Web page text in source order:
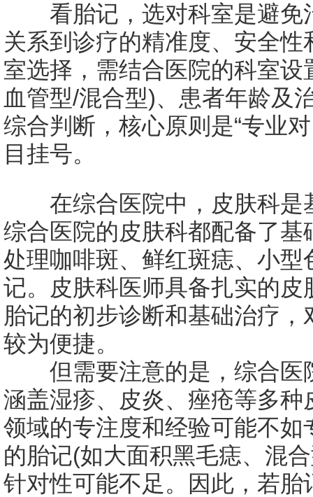
看胎记，选对科室是避免
关系到诊疗的精准度、安全
室选择，需结合医院的科室
血管型/混合型)、患者年龄及
综合判断，核心原则是“专业
目挂号。
在综合医院中，皮肤科是
综合医院的皮肤科都配备了
处理咖啡斑、鲜红斑痣、小
记。皮肤科医师具备扎实的
胎记的初步诊断和基础治疗
较为便捷。
但需要注意的是，综合医
涵盖湿疹、皮炎、痤疮等多
领域的专注度和经验可能不
的胎记(如大面积黑毛痣、混
针对性可能不足。因此，若